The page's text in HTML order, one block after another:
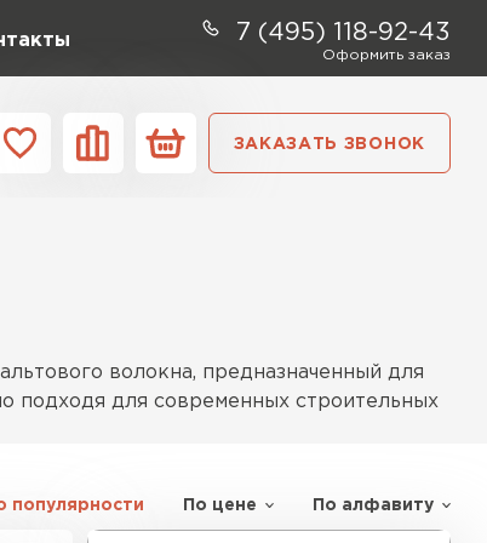
7 (495) 118-92-43
Оформить заказ
ЗАКАЗАТЬ ЗВОНОК
волокна, предназначенный для
подходя для современных строительных
производятся из натурального
популярности По цене По алфавиту
Контакты